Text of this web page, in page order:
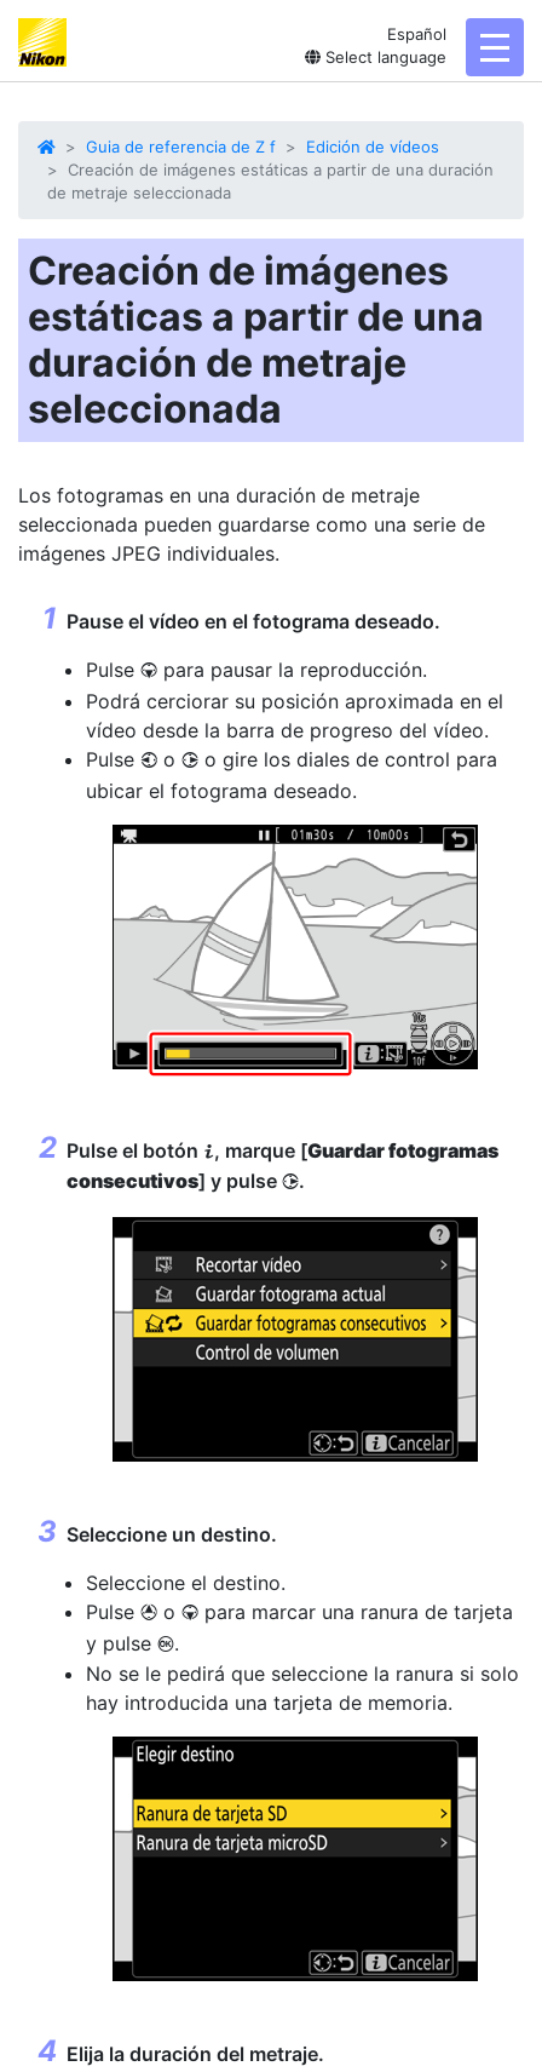
Español
Select language
Guia de referencia de Z f
Edición de vídeos
Creación de imágenes estáticas a partir de una duración
de metraje seleccionada
Creación de imágenes
estáticas a partir de una
duración de metraje
seleccionada
Los fotogramas en una duración de metraje
seleccionada pueden guardarse como una serie de
imágenes JPEG individuales.
Pause el vídeo en el fotograma deseado.
Pulse 3 para pausar la reproducción.
Podrá cerciorar su posición aproximada en el
vídeo desde la barra de progreso del vídeo.
Pulse 4 o 2 o gire los diales de control para
ubicar el fotograma deseado.
Pulse el botón i, marque [Guardar fotogramas
consecutivos] y pulse 2.
Seleccione un destino.
Seleccione el destino.
Pulse 1 o 3 para marcar una ranura de tarjeta
y pulse J.
No se le pedirá que seleccione la ranura si solo
hay introducida una tarjeta de memoria.
Elija la duración del metraje.